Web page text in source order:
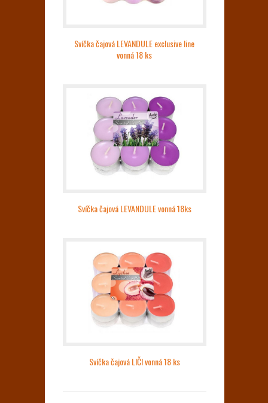
Svíčka čajová LEVANDULE exclusive line
vonná 18 ks
Svíčka čajová LEVANDULE vonná 18ks
Svíčka čajová LIČI vonná 18 ks